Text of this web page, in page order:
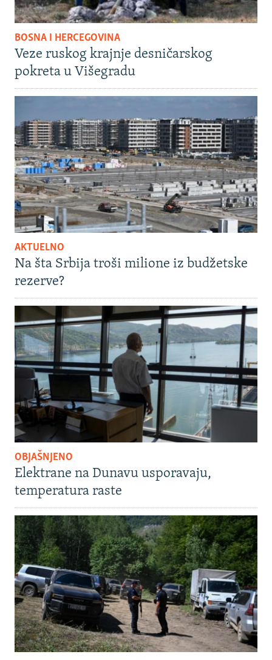
BOSNA I HERCEGOVINA
Veze ruskog krajnje desničarskog
pokreta u Višegradu
AKTUELNO
Na šta Srbija troši milione iz budžetske
rezerve?
OBJAŠNJENO
Elektrane na Dunavu usporavaju,
temperatura raste